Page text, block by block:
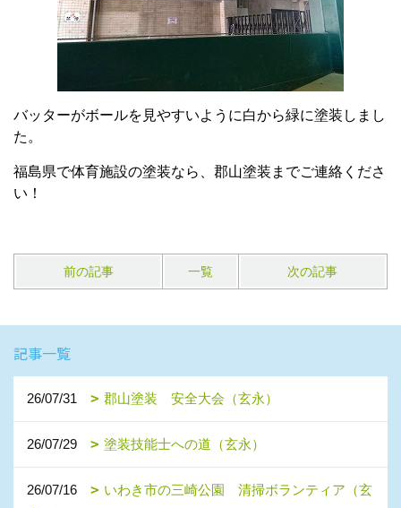
バッターがボールを見やすいように白から緑に塗装しまし
た。
福島県で体育施設の塗装なら、郡山塗装までご連絡くださ
い！
前の記事 一覧 次の記事
記事一覧
26/07/31 郡山塗装 安全大会（玄永）
26/07/29 塗装技能士への道（玄永）
26/07/16
いわき市の三崎公園 清掃ボランティア（玄